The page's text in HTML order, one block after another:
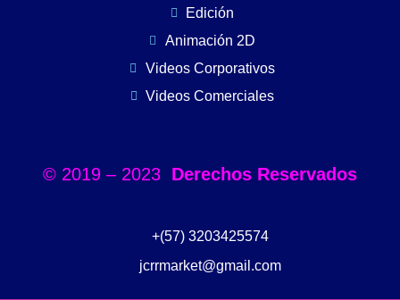
Edición
Animación 2D
Videos Corporativos
Videos Comerciales
© 2019 – 2023 Derechos Reservados
+(57) 3203425574
jcrrmarket@gmail.com